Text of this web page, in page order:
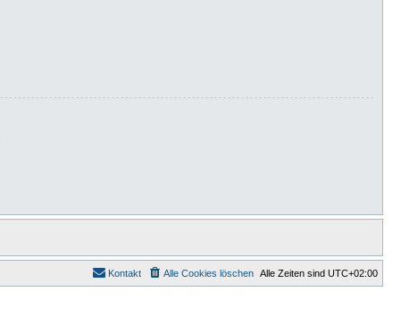
Alle Zeiten sind UTC+02:00
Alle Cookies löschen
Kontakt